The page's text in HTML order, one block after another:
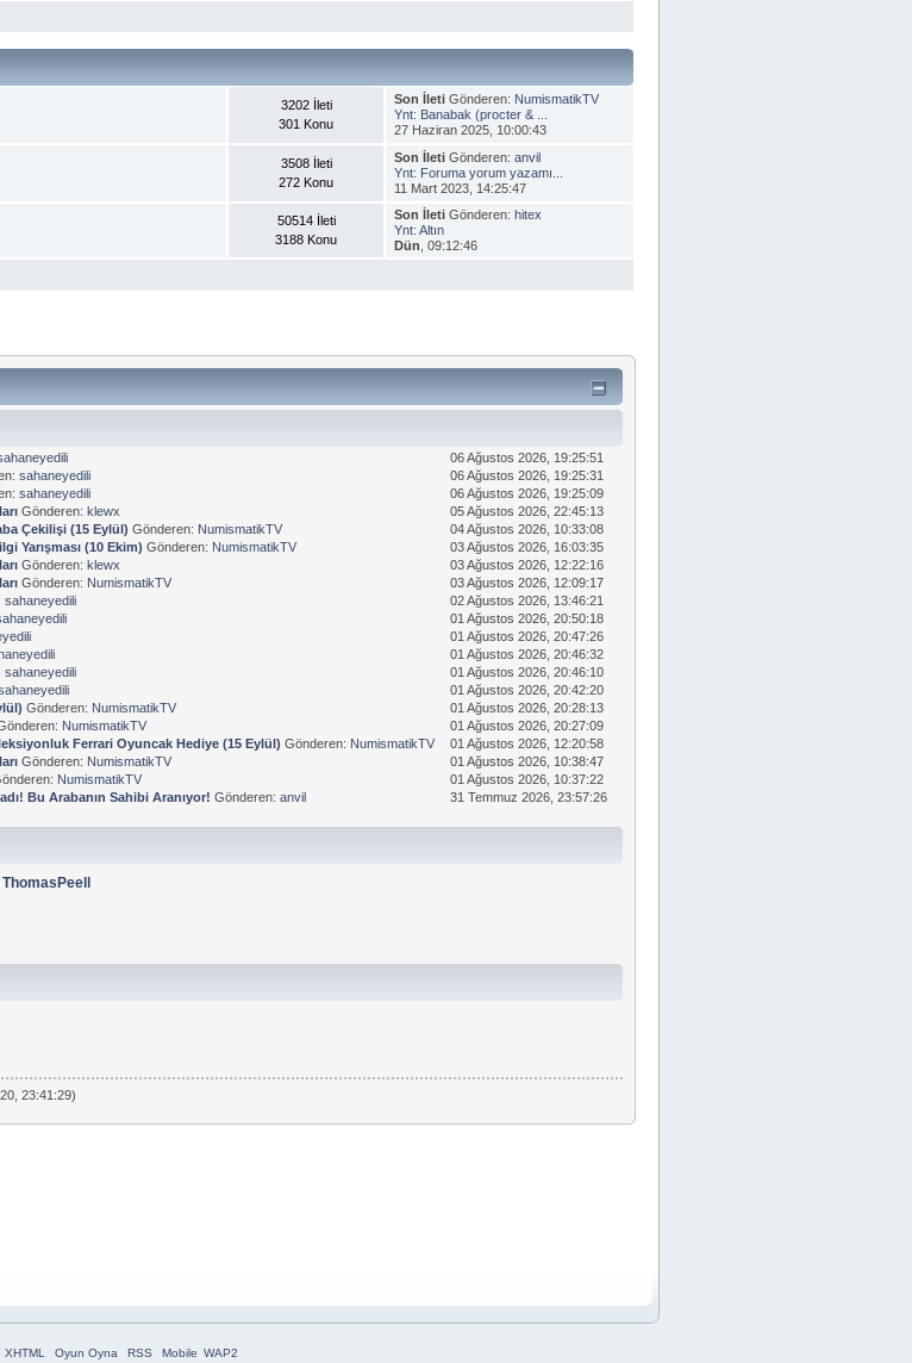
3202 İleti
301 Konu
Son İleti Gönderen: NumismatikTV
Ynt: Banabak (procter & ...
27 Haziran 2025, 10:00:43
3508 İleti
272 Konu
Son İleti Gönderen:anvil
Ynt: Foruma yorum yazamı...
11 Mart 2023, 14:25:47
50514 İleti
3188 Konu
Son İleti Gönderen:hitex
Ynt: Altın
Dün , 09:12:46
06 Ağustos 2026, 19:25:51
sahaneyedili
06 Ağustos 2026, 19:25:31
sahaneyedili
06 Ağustos 2026, 19:25:09
Gönderen: klewx
05 Ağustos 2026, 22:45:13
Çekilişi (15 Eylül) Gönderen: NumismatikTV
04 Ağustos 2026, 10:33:08
Yarışması (10 Ekim) Gönderen: NumismatikTV
03 Ağustos 2026, 16:03:35
Gönderen: klewx
03 Ağustos 2026, 12:22:16
Gönderen: NumismatikTV
03 Ağustos 2026, 12:09:17
sahaneyedili
02 Ağustos 2026, 13:46:21
01 Ağustos 2026, 20:50:18
01 Ağustos 2026, 20:47:26
01 Ağustos 2026, 20:46:32
sahaneyedili
01 Ağustos 2026, 20:46:10
01 Ağustos 2026, 20:42:20
Gönderen: NumismatikTV
01 Ağustos 2026, 20:28:13
NumismatikTV
01 Ağustos 2026, 20:27:09
Ferrari Oyuncak Hediye (15 Eylül) Gönderen: NumismatikTV
01 Ağustos 2026, 12:20:58
Gönderen: NumismatikTV
01 Ağustos 2026, 10:38:47
NumismatikTV
01 Ağustos 2026, 10:37:22
Bu Arabanın Sahibi Aranıyor! Gönderen: anvil 31 Temmuz 2026, 23:57:26
ThomasPeell
23:41:29)
XHTML Oyun Oyna RSS Mobile WAP2